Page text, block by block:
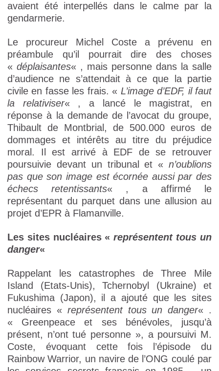
avaient été interpellés dans le calme par la
gendarmerie.
Le procureur Michel Coste a prévenu en
préambule qu’il pourrait dire des choses
« déplaisantes« , mais personne dans la salle
d’audience ne s’attendait à ce que la partie
civile en fasse les frais. « L’image d’EDF, il faut
la relativiser« , a lancé le magistrat, en
réponse à la demande de l’avocat du groupe,
Thibault de Montbrial, de 500.000 euros de
dommages et intérêts au titre du préjudice
moral. Il est arrivé à EDF de se retrouver
poursuivie devant un tribunal et « n’oublions
pas que son image est écornée aussi par des
échecs retentissants« , a affirmé le
représentant du parquet dans une allusion au
projet d’EPR à Flamanville.
Les sites nucléaires «représentent tous un
danger«
Rappelant les catastrophes de Three Mile
Island (Etats-Unis), Tchernobyl (Ukraine) et
Fukushima (Japon), il a ajouté que les sites
nucléaires « représentent tous un danger« .
« Greenpeace et ses bénévoles, jusqu’à
présent, n’ont tué personne », a poursuivi M.
Coste, évoquant cette fois l’épisode du
Rainbow Warrior, un navire de l’ONG coulé par